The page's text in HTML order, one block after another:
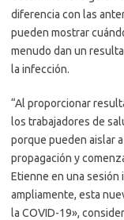
diferencia con las
pueden mostrar
menudo dan un
la infección.
“Al proporcionar
los trabajadores de
porque pueden aislar
propagación y
Etienne en una sesión
ampliamente, esta
la COVID-19»,